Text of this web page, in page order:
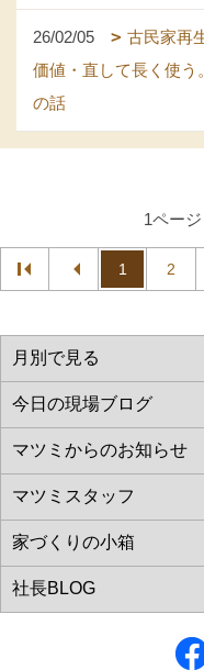
26/02/05
古民家再
価値・直して長く使う
の話
1ページ
1 2